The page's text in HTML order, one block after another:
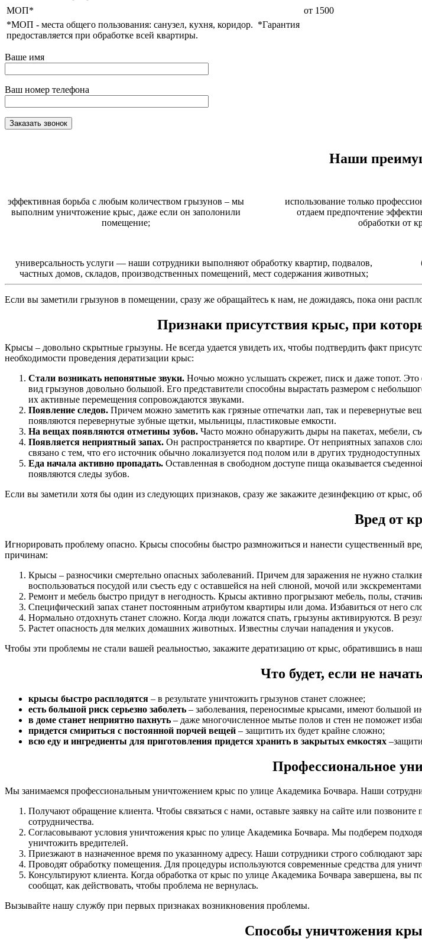
МОП*
от 1500
*МОП - места общего пользования: санузел, кухня, коридор. *Гарантия
предоставляется при обработке всей квартиры.
Ваше имя
Ваш номер телефона
Наши
эффективная борьба с любым количеством грызунов – мы
выполним уничтожение крыс, даже если он заполонили
помещение;
использование только
отдаем предпочтение
обработки от
универсальность услуги — наши сотрудники выполняют обработку квартир, подвалов,
частных домов, складов, производственных помещений, мест содержания животных;
Если вы заметили грызунов в помещении, сразу же обращайтесь к нам, не дожидаясь, пока они
Признаки присутствия крыс, при
Крысы – довольно скрытные грызуны. Не всегда удается увидеть их, чтобы подтвердить факт
необходимости проведения дератизации крыс:
Стали возникать непонятные звуки. Ночью можно услышать скрежет, писк и даже топот. Это
вид грызунов довольно большой. Его представители способны вырастать размером с
их активные перемещения сопровождаются звуками.
Появление следов. Причем можно заметить как грязные отпечатки лап, так и перевернутые
появляются перевернутые зубные щетки, мыльницы, пластиковые емкости.
На вещах появляются отметины зубов. Часто можно обнаружить дыры на пакетах, мебели,
Появляется неприятный запах. Он распространяется по квартире. От неприятных запахов
связано с тем, что его источник обычно локализуется под полом или в других труднодоступных
Еда начала активно пропадать. Оставленная в свободном доступе пища оказывается
появляются следы зубов.
Если вы заметили хотя бы один из следующих признаков, сразу же закажите дезинфекцию от
Вред от
Игнорировать проблему опасно. Крысы способны быстро размножиться и нанести существенный
причинам:
Крысы – разносчики смертельно опасных заболеваний. Причем для заражения не нужно
воспользоваться посудой или съесть еду с оставшейся на ней слюной, мочой или
Ремонт и мебель быстро придут в негодность. Крысы активно прогрызают мебель, полы,
Специфический запах станет постоянным атрибутом квартиры или дома. Избавиться от него
Нормально отдохнуть станет сложно. Когда люди ложатся спать, грызуны активируются. В
Растет опасность для мелких домашних животных. Известны случаи нападения и укусов.
Чтобы эти проблемы не стали вашей реальностью, закажите дератизацию от крыс, обратившись в
Что будет, если не
крысы быстро расплодятся – в результате уничтожить грызунов станет сложнее;
есть большой риск серьезно заболеть – заболевания, переносимые крысами, имеют большой
в доме станет неприятно пахнуть – даже многочисленное мытье полов и стен не поможет
придется смириться с постоянной порчей вещей – защитить их будет крайне сложно;
всю еду и ингредиенты для приготовления придется хранить в закрытых емкостях
Профессиональное
Мы занимаемся профессиональным уничтожением крыс по улице Академика Бочвара. Наши
Получают обращение клиента. Чтобы связаться с нами, оставьте заявку на сайте или
сотрудничества.
Согласовывают условия уничтожения крыс по улице Академика Бочвара. Мы подберем
уничтожить вредителей.
Приезжают в назначенное время по указанному адресу. Наши сотрудники строго соблюдают
Проводят обработку помещения. Для процедуры используются современные средства для
Консультируют клиента. Когда обработка от крыс по улице Академика Бочвара завершена,
сообщат, как действовать, чтобы проблема не вернулась.
Вызывайте нашу службу при первых признаках возникновения проблемы.
Способы уничтожения